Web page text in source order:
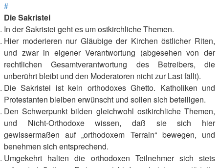
#
Die Sakristei
In der Sakristei geht es um ostkirchliche Themen.
Hier moderieren nur Gläubige der Kirchen östlicher Riten,
und zwar in eigener Verantwortung (abgesehen von der
rechtlichen Gesamtverantwortung des Betreibers, die
unberührt bleibt und den Moderatoren nicht zur Last fällt).
Die Sakristei ist kein orthodoxes Ghetto. Katholiken und
Protestanten bleiben erwünscht und sollen sich beteiligen.
Den Schwerpunkt bilden gleichwohl ostkirchliche Themen,
und Nicht-Orthodoxe wissen, daß sie sich hier
gewissermaßen auf „orthodoxem Terrain“ bewegen, und
benehmen sich entsprechend.
Umgekehrt halten die orthodoxen Teilnehmer sich stets